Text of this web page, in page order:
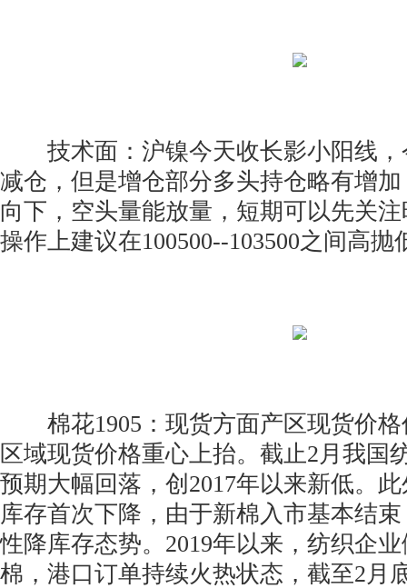
技术面：沪镍今天收长影小阳线，
减仓，但是增仓部分多头持仓略有增
向下，空头量能放量，短期可以先关
操作上建议在100500--103500之间高抛
棉花1905：现货方面产区现货价格
区域现货价格重心上抬。截止2月我国
预期大幅回落，创2017年以来新低。
库存首次下降，由于新棉入市基本结
性降库存态势。2019年以来，纺织企
棉，港口订单持续火热状态，截至2月